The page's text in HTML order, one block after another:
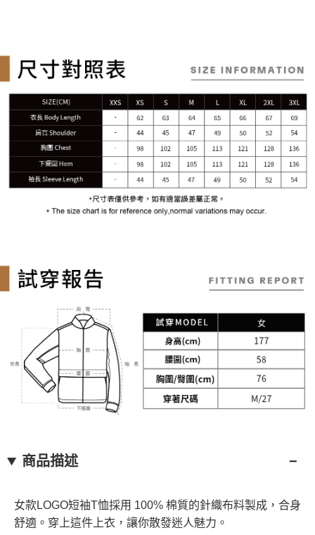
商品描述
女款LOGO短袖T恤採用 100% 棉質的針織布料製成，合身
舒適。穿上這件上衣，讓你散發迷人魅力。